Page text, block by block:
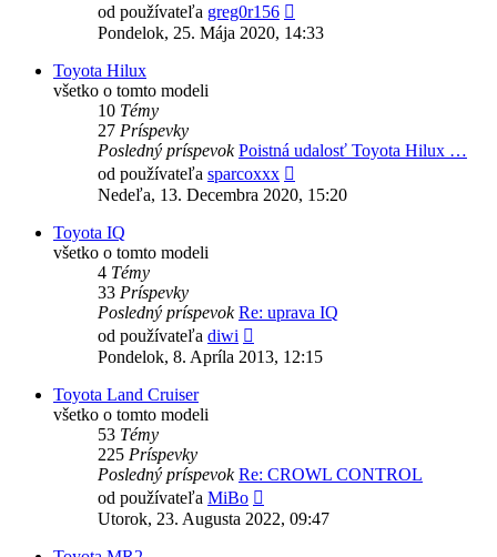
od používateľa greg0r156
posledný
Pondelok, 25. Mája 2020, 14:33
Toyota Hilux
všetko o tomto modeli
10 Témy
27 Príspevky
Posledný príspevok Poistná udalosť Toyota Hilux …
od používateľa sparcoxxx
posledný
Nedeľa, 13. Decembra 2020, 15:20
Toyota IQ
všetko o tomto modeli
4 Témy
33 Príspevky
Posledný príspevok Re: uprava IQ
od používateľa diwi
posledný
Pondelok, 8. Apríla 2013, 12:15
Toyota Land Cruiser
všetko o tomto modeli
53 Témy
225 Príspevky
Posledný príspevok Re: CROWL CONTROL
od používateľa MiBo
posledný
Utorok, 23. Augusta 2022, 09:47